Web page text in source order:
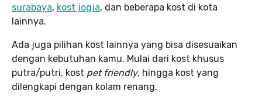
surabaya, kost jogja, dan beberapa kost di kota
lainnya.
Ada juga pilihan kost lainnya yang bisa disesuaikan
dengan kebutuhan kamu. Mulai dari kost khusus
putra/putri, kost pet friendly, hingga kost yang
dilengkapi dengan kolam renang.